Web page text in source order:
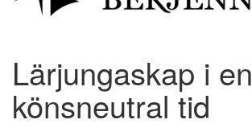
Lärjungaskap i en
könsneutral tid